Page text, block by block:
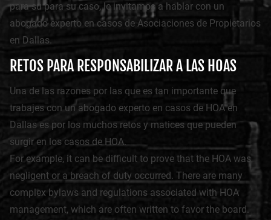
para su para su caso, le invitamos a hablar con un
abogado experto en casos de Asociaciones de Propietarios
en Dallas.
RETOS PARA RESPONSABILIZAR A LAS HOAS
Una de las razones por las que es tan importante que
trabajes con un abogado experto en casos de HOA en
Dallas es por los muchos retos y matices que pueden
surgir en los casos de HOA.
For example, it can be difficult to prove that the HOA was
negligent or a breach of duty occurred. There are many
complex bylaws and regulations associated with HOA
management, which are often written to favor the board.